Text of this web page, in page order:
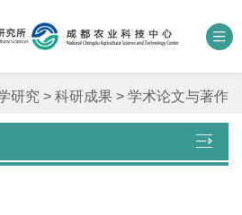
科研期刊
研究 > 科研成果 > 学术论文与著作